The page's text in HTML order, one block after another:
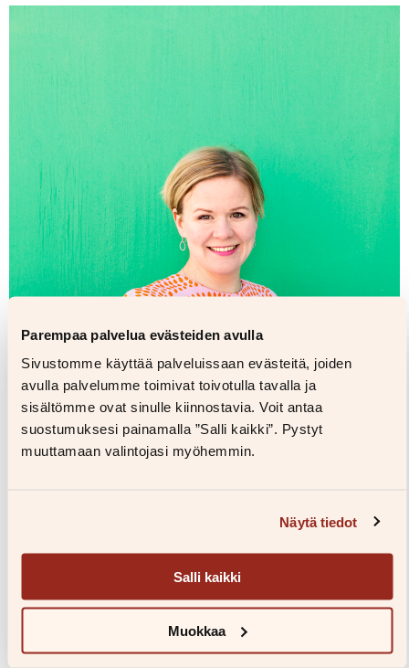
Parempaa palvelua evästeiden avulla
Sivustomme käyttää palveluissaan evästeitä, joiden
avulla palvelumme toimivat toivotulla tavalla ja
sisältömme ovat sinulle kiinnostavia. Voit antaa
suostumuksesi painamalla ”Salli kaikki”. Pystyt
muuttamaan valintojasi myöhemmin.
Näytä tiedot
Salli kaikki
Muokkaa
Kuvaaja: Anna Autio
Kuvapankkiin